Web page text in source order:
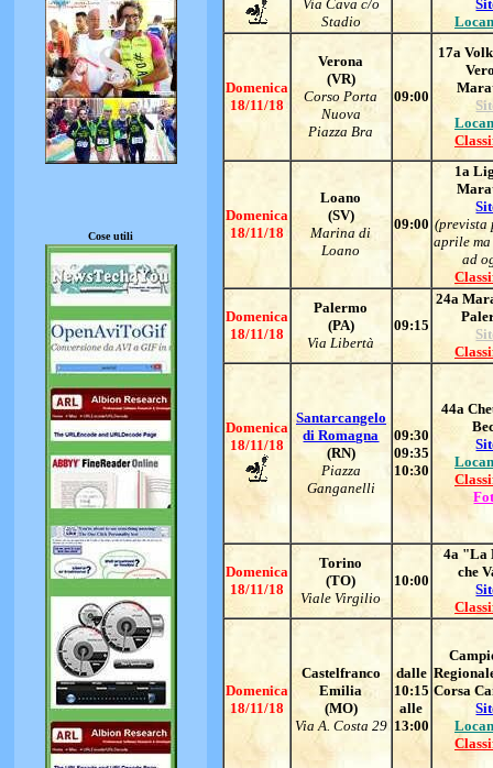
Via Cava c/o
Stadio
Domenica
18/11/18
Verona
(VR)
Corso Porta
Nuova
Piazza Bra
09:00
17a
Domenica
18/11/18
Loano
(SV)
Marina di
Loano
09:00
1a
(prevista
aprile
ad
Domenica
18/11/18
Palermo
(PA)
Via Libertà
09:15
24a
Domenica
18/11/18
Santarcangelo
di Romagna
(RN)
Piazza
Ganganelli
09:30
09:35
10:30
44a
Domenica
18/11/18
Torino
(TO)
Viale Virgilio
10:00
4a "La
che
Domenica
18/11/18
Castelfranco
Emilia
(MO)
Via A. Costa 29
dalle
10:15
alle
13:00
Corsa
Cose utili